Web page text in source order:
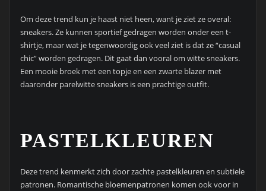
Om deze trend kun je haast niet heen, want je ziet ze overal:
sneakers. Ze kunnen sportief gedragen worden onder een t-
shirtje, maar wat je tegenwoordig ook veel ziet is dat ze “casual
chic” worden gedragen. Dit gaat dan vooral om witte sneakers.
Een mooie broek met een topje en een zwarte blazer met
daaronder parelwitte sneakers is een prachtige outfit.
PASTELKLEUREN
Deze trend kenmerkt zich door zachte pastelkleuren en subtiele
patronen. Romantische bloemenpatronen komen ook voor in